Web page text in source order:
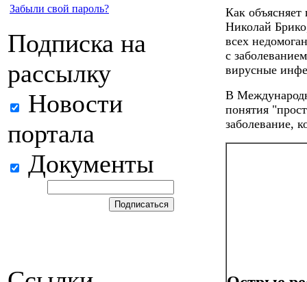
Забыли свой пароль?
Подписка на
рассылку
Новости
портала
Документы
Как
Николай
всех
с
вирусные
В
понятия
заболевание,